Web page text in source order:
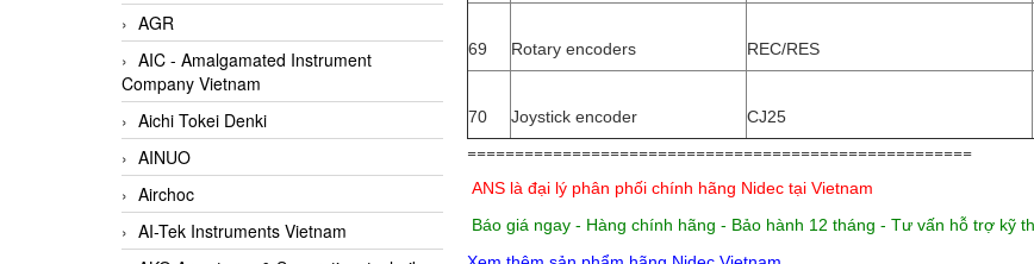
AGR
AIC - Amalgamated Instrument
Company Vietnam
Aichi Tokei Denki
AINUO
Airchoc
AI-Tek Instruments Vietnam
69 Rotary encoders REC/RES
70 Joystick encoder CJ25
=====================================================
ANS là đại lý phân phối chính hãng Nidec tại Vietnam
Báo giá ngay - Hàng chính hãng - Bảo hành 12 tháng - Tư vấn hỗ trợ kỹ